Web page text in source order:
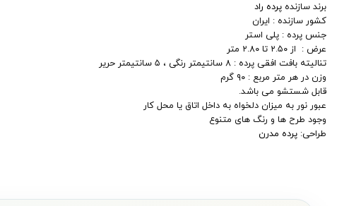
برند سازنده پرده راد
کشور سازنده : ایران
جنس پرده : پلی استر
عرض : از ۲.۵۰ تا ۲.۸۰ متر
تنالیته بافت افقی پرده : ۸ سانتیمتر رنگی ، ۵ سانتیمتر حریر
وزن در هر متر مربع : ۹۰ گرم
قابل شستشو می باشد.
عبور نور به میزان دلخواه به داخل اتاق یا محل کار
وجود طرح ها و رنگ های متنوع
طراحی: پرده مدرن